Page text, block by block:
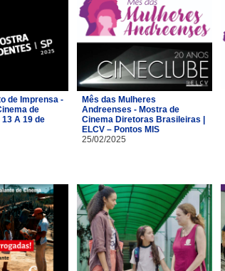
de Imprensa -
de
A 19 de
Mês das Mulheres
Andreenses - Mostra de
Cinema Diretoras Brasileiras |
ELCV – Pontos MIS
25/02/2025